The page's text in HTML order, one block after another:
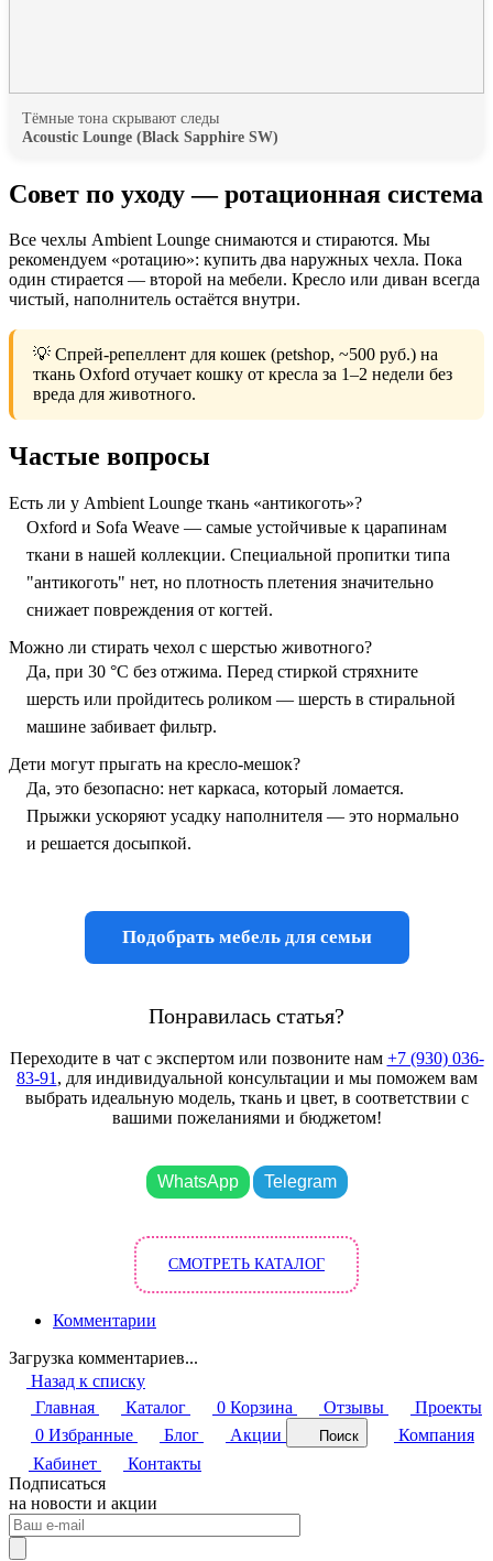
Тёмные тона скрывают следы
Acoustic Lounge (Black Sapphire SW)
Совет по уходу — ротационная система
Все чехлы Ambient Lounge снимаются и стираются. Мы
рекомендуем «ротацию»: купить два наружных чехла. Пока
один стирается — второй на мебели. Кресло или диван всегда
чистый, наполнитель остаётся внутри.
💡 Спрей-репеллент для кошек (petshop, ~500 руб.) на
ткань Oxford отучает кошку от кресла за 1–2 недели без
вреда для животного.
Частые вопросы
Есть ли у Ambient Lounge ткань «антикоготь»?
Oxford и Sofa Weave — самые устойчивые к царапинам
ткани в нашей коллекции. Специальной пропитки типа
"антикоготь" нет, но плотность плетения значительно
снижает повреждения от когтей.
Можно ли стирать чехол с шерстью животного?
Да, при 30 °C без отжима. Перед стиркой стряхните
шерсть или пройдитесь роликом — шерсть в стиральной
машине забивает фильтр.
Дети могут прыгать на кресло-мешок?
Да, это безопасно: нет каркаса, который ломается.
Прыжки ускоряют усадку наполнителя — это нормально
и решается досыпкой.
Подобрать мебель для семьи
Понравилась статья?
Переходите в чат с экспертом или позвоните нам +7 (930) 036-
83-91 , для индивидуальной консультации и мы поможем вам
выбрать идеальную модель, ткань и цвет, в соответствии с
вашими пожеланиями и бюджетом!
WhatsApp Telegram
СМОТРЕТЬ КАТАЛОГ
Комментарии
Загрузка комментариев...
Назад к списку
Главная
Каталог 0 Корзина Отзывы
Проекты
0 Избранные Блог Акции Поиск
Компания
Кабинет
Контакты
Подписаться
на новости и акции